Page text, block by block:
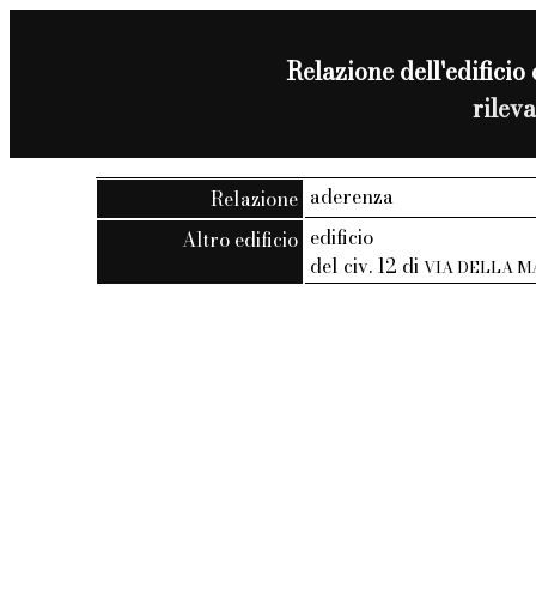
Relazione
Relazione aderenza
Altro edificio edificio
del civ. 12 diVIA DELLA